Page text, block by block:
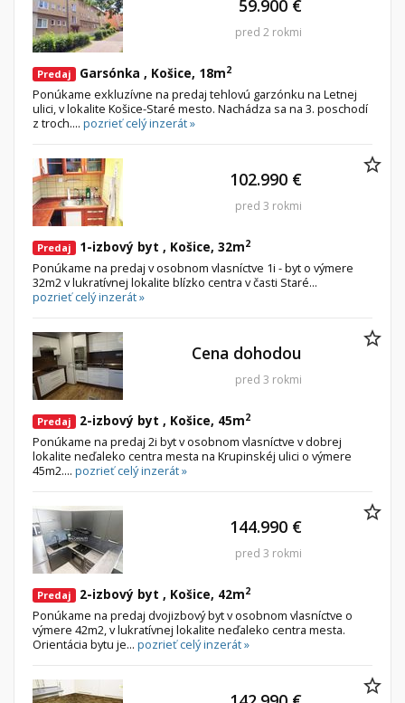
Byt
Garsónky
Dvojgarsónky
1-izbové
2-izbové
3-izbové
Chalupa
Pozemok
Stavebné pozemky
Bývanie a rekreácia
Priemyselný pozemok
Poľnohospodárske pozemky
Záhrada
Iný poľnohospodársky pozemok
Nebytové priestory
Skladové, výrobné
Rekreačné, reštauračné
Filtre
searchHľadaj
Predaj Garsónka , Košice, 18m2
Ponúkame exkluzívne na predaj tehlovú garzónku na Letnej
ulici, v lokalite Košice-Staré mesto. Nachádza sa na 3. poschodí
z troch.... pozrieť celý inzerát »
59.900 €
pred 2 rokmi
Predaj 1-izbový byt , Košice, 32m2
Ponúkame na predaj v osobnom vlasníctve 1i - byt o výmere
32m2 v lukratívnej lokalite blízko centra v časti Staré...
pozrieť celý inzerát »
102.990 €
pred 3 rokmi
Predaj 2-izbový byt , Košice, 45m2
Ponúkame na predaj 2i byt v osobnom vlasníctve v dobrej
lokalite neďaleko centra mesta na Krupinskéj ulici o výmere
45m2.... pozrieť celý inzerát »
Cena dohodou
pred 3 rokmi
Predaj 2-izbový byt , Košice, 42m2
Ponúkame na predaj dvojizbový byt v osobnom vlasníctve o
výmere 42m2, v lukratívnej lokalite neďaleko centra mesta.
Orientácia bytu je... pozrieť celý inzerát »
144.990 €
pred 3 rokmi